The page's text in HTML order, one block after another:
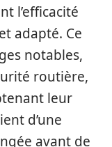
l’efficacité
adapté. Ce
notables,
routière,
leur
d’une
avant de